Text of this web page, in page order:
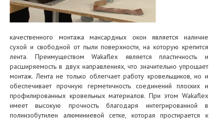
качественного монтажа мансардных окон является наличие
сухой и свободной от пыли поверхности, на которую крепится
лента. Преимуществом Wakaflex является пластичность и
расширяемость в двух направлениях, что значительно упрощает
монтаж. Лента не только облегчает работу кровельщиков, но и
обеспечивает прочную герметичность соединений плоских и
профилированных кровельных материалов. При этом Wakaflex
имеет высокую прочность благодаря интегрированной в
полиизобутилен алюминиевой сетке, которая простирается к